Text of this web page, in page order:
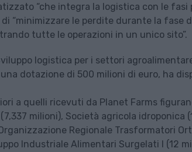
“che integra la logistica con le fasi
“minimizzare le perdite durante la fase
tutte le operazioni in un unico sito”.
logistica per i settori
dotazione di 500 milioni di euro, ha
a quelli ricevuti da Planet Farms
milioni), Società agricola idroponica
Regionale Trasformatori
Industriale Alimentari Surgelati I (12